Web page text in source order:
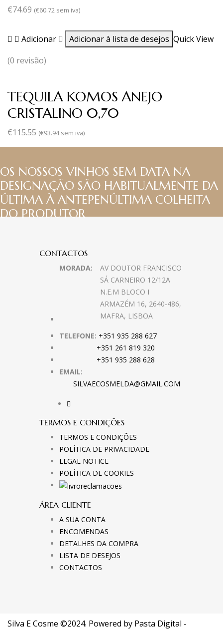
€74.69 (€60.72 sem iva)
Adicionar Adicionar à lista de desejos Quick View
(0 revisão)
TEQUILA KOMOS ANEJO
CRISTALINO 0,70
€115.55 (€93.94sem iva)
OS NOSSOS VINHOS SEM DATA NA
DESIGNAÇÃO SÃO HABITUALMENTE DA
ÚLTIMA À ANTEPENÚLTIMA COLHEITA
DO PRODUTOR
CONTACTOS
MORADA:
AV DOUTOR FRANCISCO
SÁ CARNEIRO 12/12A
N.E.M BLOCO I
ARMAZÉM 16, 2640-486,
MAFRA, LISBOA
TELEFONE: +351 935 288 627
+351 261 819 320
+351 935 288 628
EMAIL:
SILVAECOSMELDA@GMAIL.COM
TERMOS E CONDIÇÕES
TERMOS E CONDIÇÕES
POLÍTICA DE PRIVACIDADE
LEGAL NOTICE
POLÍTICA DE COOKIES
ÁREA CLIENTE
A SUA CONTA
ENCOMENDAS
DETALHES DA COMPRA
LISTA DE DESEJOS
CONTACTOS
Silva E Cosme ©2024. Powered by Pasta Digital -